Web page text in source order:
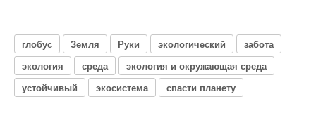
глобус Земля Руки экологический
забота
экология
среда
экология и окружающая среда
устойчивый
экосистема спасти планету